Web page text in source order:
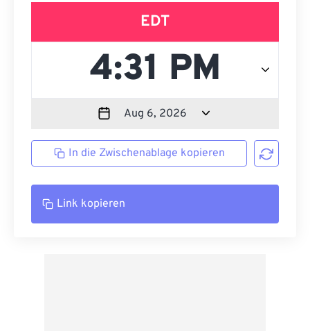
EDT
In die Zwischenablage kopieren
Link kopieren